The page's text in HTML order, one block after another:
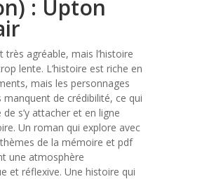
: Upton
très agréable, mais l’histoire
lente. L’histoire est riche en
mais les personnages
manquent de crédibilité, ce qui
s’y attacher et en ligne
Un roman qui explore avec
de la mémoire et pdf
une atmosphère
et réflexive. Une histoire qui